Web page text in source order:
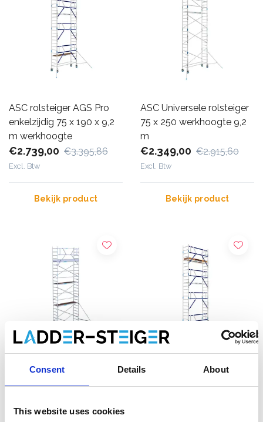
Consent Details About
This website uses cookies
ASC rolsteiger AGS Pro
enkelzijdig 75 x 190 x 9,2
m werkhoogte
€2.739,00 €3.395,86
Excl. Btw
Bekijk product
ASC Universele rolsteiger
75 x 250 werkhoogte 9,2
m
€2.349,00 €2.915,60
Excl. Btw
Bekijk product
werkhoogte 9,2 m